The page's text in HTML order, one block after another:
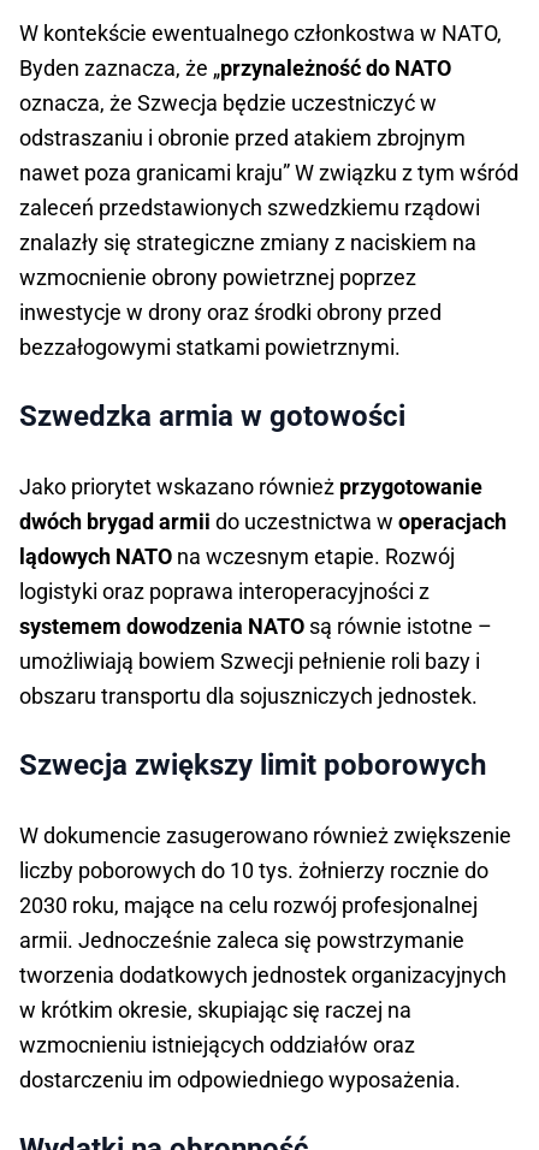
W kontekście ewentualnego członkostwa w NATO,
Byden zaznacza, że „przynależność do NATO
oznacza, że Szwecja będzie uczestniczyć w
odstraszaniu i obronie przed atakiem zbrojnym
nawet poza granicami kraju” W związku z tym wśród
zaleceń przedstawionych szwedzkiemu rządowi
znalazły się strategiczne zmiany z naciskiem na
wzmocnienie obrony powietrznej poprzez
inwestycje w drony oraz środki obrony przed
bezzałogowymi statkami powietrznymi.
Szwedzka armia w gotowości
Jako priorytet wskazano również przygotowanie
dwóch brygad armii do uczestnictwa w operacjach
lądowych NATO na wczesnym etapie. Rozwój
logistyki oraz poprawa interoperacyjności z
systemem dowodzenia NATO są równie istotne –
umożliwiają bowiem Szwecji pełnienie roli bazy i
obszaru transportu dla sojuszniczych jednostek.
Szwecja zwiększy limit poborowych
W dokumencie zasugerowano również zwiększenie
liczby poborowych do 10 tys. żołnierzy rocznie do
2030 roku, mające na celu rozwój profesjonalnej
armii. Jednocześnie zaleca się powstrzymanie
tworzenia dodatkowych jednostek organizacyjnych
w krótkim okresie, skupiając się raczej na
wzmocnieniu istniejących oddziałów oraz
dostarczeniu im odpowiedniego wyposażenia.